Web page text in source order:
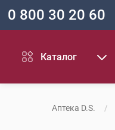
0 800 30 20 60
Каталог
Аптека D.S.